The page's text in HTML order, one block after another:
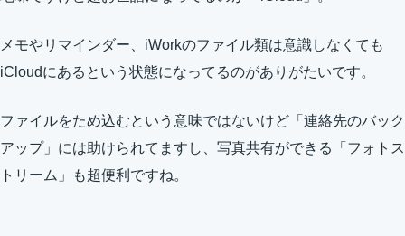
メモやリマインダー、iWorkのファイル類は意識しなくても
iCloudにあるという状態になってるのがありがたいです。
ファイルをため込むという意味ではないけど「連絡先のバック
アップ」には助けられてますし、写真共有ができる「フォトス
トリーム」も超便利ですね。